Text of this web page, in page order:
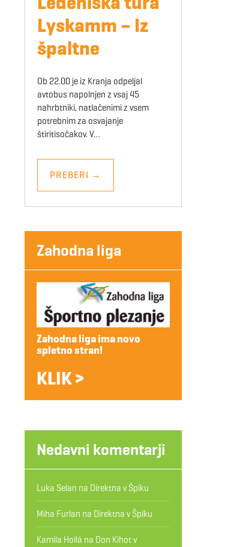
Lyskamm – Iz
špaltne
Ob 22.00 je iz Kranja odpeljal
avtobus napolnjen z vsaj 45
nahrbtniki, natlačenimi z vsem
potrebnim za osvajanje
štiritisočakov. V…
PREBERI →
Zahodna liga
Zahodna liga ima novo
spletno stran!
KLIK >
Nedavni komentarji
Luka Selan na Direktna v Špiku
Miha Furlan na Direktna v Špiku
Kamila Hollá na Don Kihot v